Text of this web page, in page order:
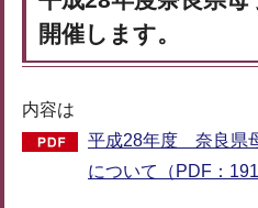
開催します。
内容は
平成28年度 奈良県
について（PDF：